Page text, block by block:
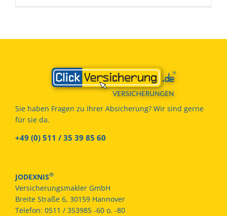
Sie haben Fragen zu Ihrer Absicherung? Wir sind gerne
für sie da.
+49 (0) 511 / 35 39 85 60
JODEXNIS®
Versicherungsmakler GmbH
Breite Straße 6, 30159 Hannover
Telefon: 0511 / 353985 -60 o. -80